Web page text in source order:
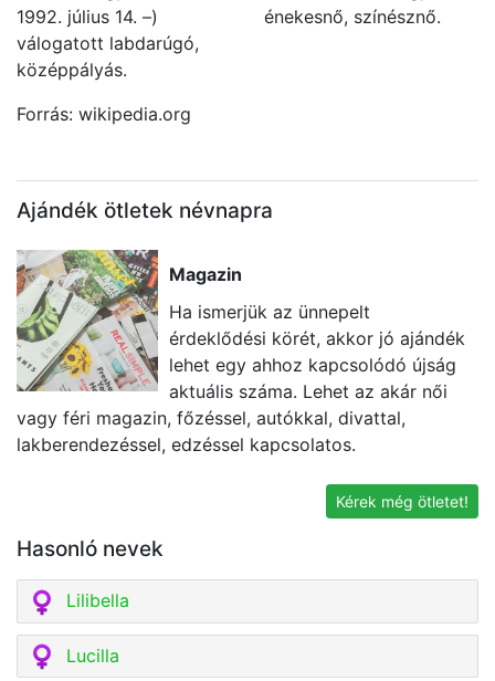
1992. július 14. –)
válogatott labdarúgó,
középpályás.
énekesnő, színésznő.
Forrás: wikipedia.org
Ajándék ötletek névnapra
Magazin
Ha ismerjük az ünnepelt
érdeklődési körét, akkor jó ajándék
lehet egy ahhoz kapcsolódó újság
aktuális száma. Lehet az akár női
vagy féri magazin, főzéssel, autókkal, divattal,
lakberendezéssel, edzéssel kapcsolatos.
Kérek még ötletet!
Hasonló nevek
Lilibella
Lucilla